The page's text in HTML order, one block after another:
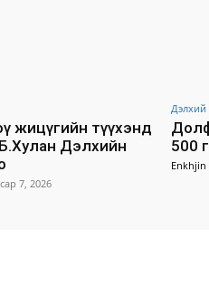
жицүгийн түүхэнд
Дэлхийн
7, 2026
Дэлхий
500